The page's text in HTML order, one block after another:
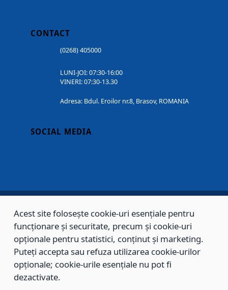
CONTACT
(0268) 405000
LUNI-JOI: 07:30-16:00
VINERI: 07:30-13.30
Adresa: Bdul. Eroilor nr.8, Brasov, ROMANIA
SOCIAL MEDIA
Copyright © 2002 - 2026 - PRIMĂRIA MUNICIPIULUI BRAȘOV, toate drepturile
rezervate.
Sitemap Contact
Acest site folosește cookie-uri esențiale pentru
funcționare și securitate, precum și cookie-uri
opționale pentru statistici, conținut și marketing.
Puteți accepta sau refuza utilizarea cookie-urilor
opționale; cookie-urile esențiale nu pot fi
dezactivate.